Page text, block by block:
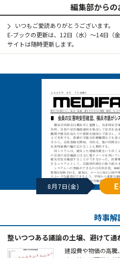
編集部からの
いつもご愛読ありがとうございます。
E-ブックの更新は、12日（水）～14日（
サイトは随時更新します。
8月7日(金)
時事解
整いつつある議論の土壌、避けて通
建設費や物価の高騰